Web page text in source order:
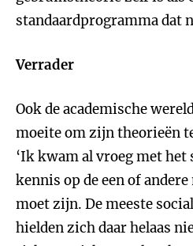
standaardprogramma dat
Verrader
Ook de academische
moeite om zijn theorieën
‘Ik kwam al vroeg met het
kennis op de een of
moet zijn. De meeste
hielden zich daar helaas